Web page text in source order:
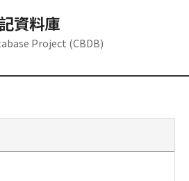
資料庫
Project (CBDB)